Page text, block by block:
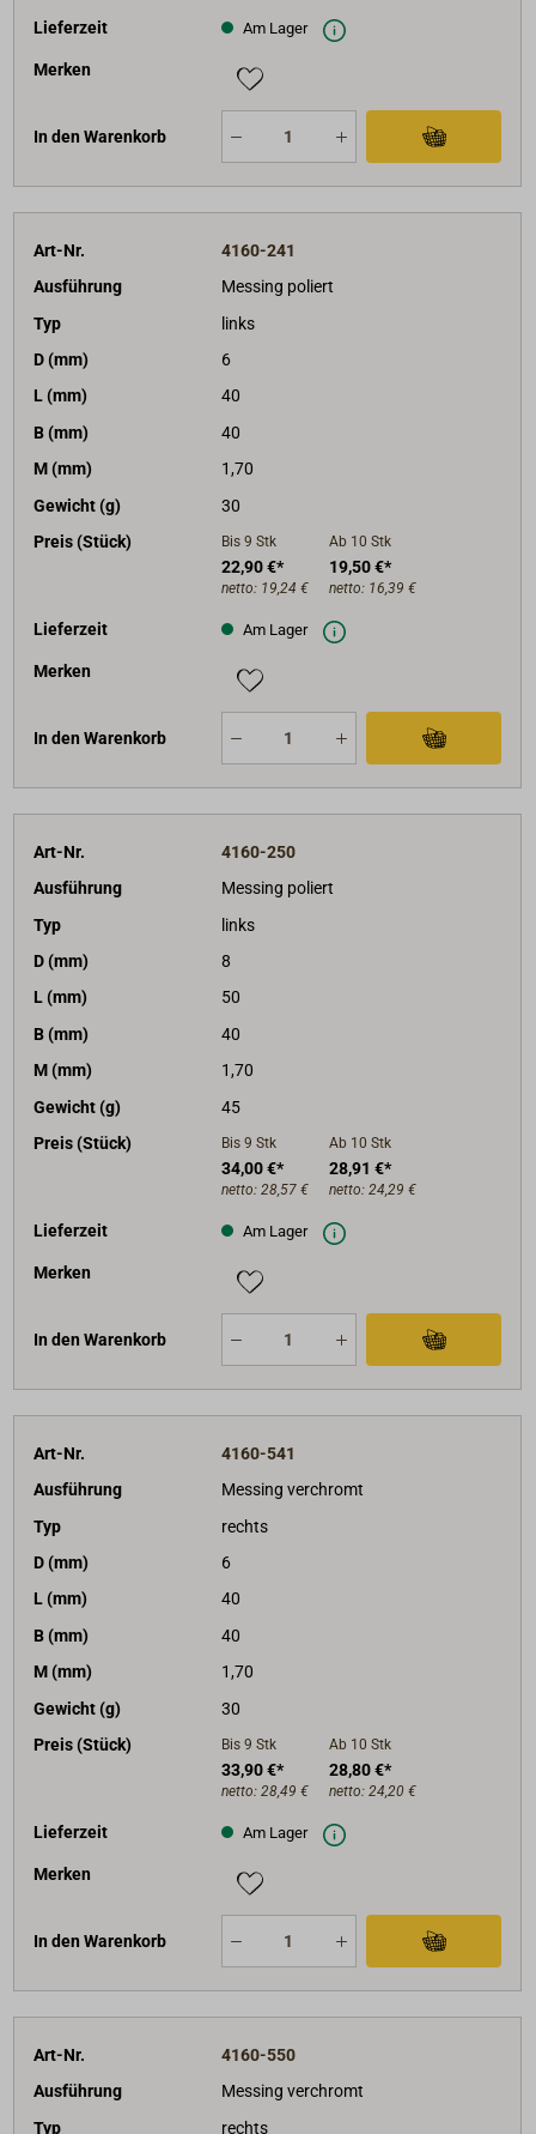
Lieferzeit Am Lager
Merken
In den Warenkorb
Art-Nr.
4160-241
Ausführung
Messing poliert
Typ
links
D (mm)
6
L (mm)
40
B (mm)
40
M (mm)
1,70
Gewicht (g)
30
Preis (Stück)
Bis 9 Stk
22,90 €*
netto: 19,24 €
Ab 10 Stk
19,50 €*
netto: 16,39 €
Lieferzeit Am Lager
Merken
In den Warenkorb
Art-Nr.
4160-250
Ausführung
Messing poliert
Typ
links
D (mm)
8
L (mm)
50
B (mm)
40
M (mm)
1,70
Gewicht (g)
45
Preis (Stück)
Bis 9 Stk
34,00 €*
netto: 28,57 €
Ab 10 Stk
28,91 €*
netto: 24,29 €
Lieferzeit Am Lager
Merken
In den Warenkorb
Art-Nr.
4160-541
Ausführung
Messing verchromt
Typ
rechts
D (mm)
6
L (mm)
40
B (mm)
40
M (mm)
1,70
Gewicht (g)
30
Preis (Stück)
Bis 9 Stk
33,90 €*
netto: 28,49 €
Ab 10 Stk
28,80 €*
netto: 24,20 €
Lieferzeit Am Lager
Merken
In den Warenkorb
Art-Nr.
4160-550
Ausführung
Messing verchromt
Typ
rechts